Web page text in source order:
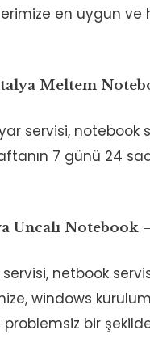
en uygun ve
Meltem
servisi, notebook
7 günü 24
Uncalı Notebook
netbook
windows
bir